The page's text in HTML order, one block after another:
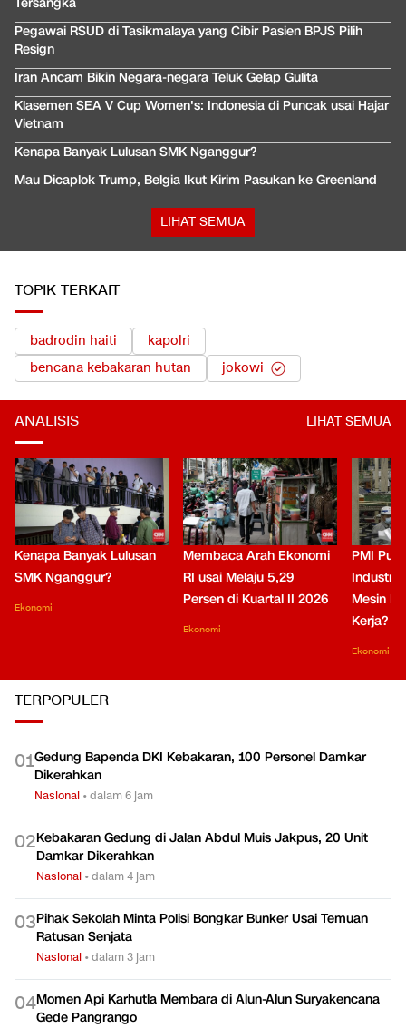
Tersangka
Pegawai RSUD di Tasikmalaya yang Cibir Pasien BPJS Pilih
Resign
Iran Ancam Bikin Negara-negara Teluk Gelap Gulita
Klasemen SEA V Cup Women's: Indonesia di Puncak usai Hajar
Vietnam
Kenapa Banyak Lulusan SMK Nganggur?
Mau Dicaplok Trump, Belgia Ikut Kirim Pasukan ke Greenland
LIHAT SEMUA
TOPIK TERKAIT
badrodin haiti
kapolri
bencana kebakaran hutan
jokowi
ANALISIS LIHAT SEMUA
Kenapa Banyak Lulusan
SMK Nganggur?
Ekonomi
Membaca Arah Ekonomi
RI usai Melaju 5,29
Persen di Kuartal II 2026
Ekonomi
PMI
Industri
Mesin
Kerja?
Ekonomi
TERPOPULER
01Gedung Bapenda DKI Kebakaran, 100 Personel Damkar
Dikerahkan
Nasional •dalam 6 jam
02Kebakaran Gedung di Jalan Abdul Muis Jakpus, 20 Unit
Damkar Dikerahkan
Nasional •dalam 4 jam
03Pihak Sekolah Minta Polisi Bongkar Bunker Usai Temuan
Ratusan Senjata
Nasional •dalam 3 jam
04Momen Api Karhutla Membara di Alun-Alun Suryakencana
Gede Pangrango